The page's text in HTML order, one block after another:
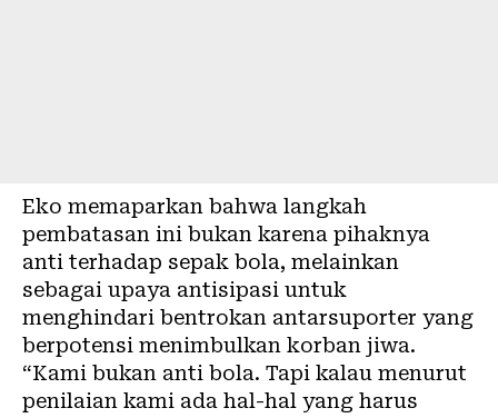
Eko memaparkan bahwa langkah
pembatasan ini bukan karena pihaknya
anti terhadap sepak bola, melainkan
sebagai upaya antisipasi untuk
menghindari bentrokan antarsuporter yang
berpotensi menimbulkan korban jiwa.
“Kami bukan anti bola. Tapi kalau menurut
penilaian kami ada hal-hal yang harus